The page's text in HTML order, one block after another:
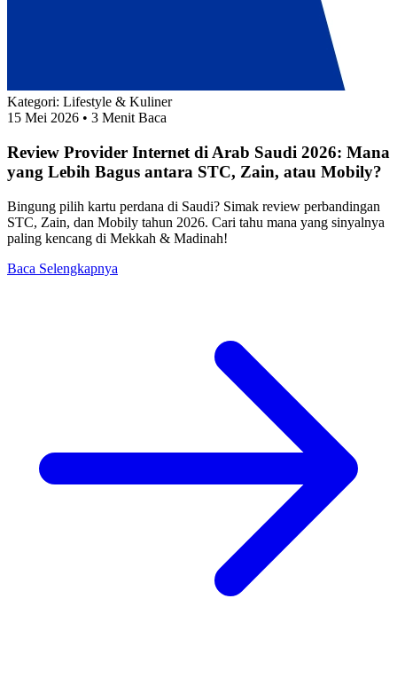
Kategori: Lifestyle & Kuliner
15 Mei 2026 • 3 Menit Baca
Review Provider Internet di Arab Saudi 2026: Mana
yang Lebih Bagus antara STC, Zain, atau Mobily?
Bingung pilih kartu perdana di Saudi? Simak review perbandingan
STC, Zain, dan Mobily tahun 2026. Cari tahu mana yang sinyalnya
paling kencang di Mekkah & Madinah!
Baca Selengkapnya